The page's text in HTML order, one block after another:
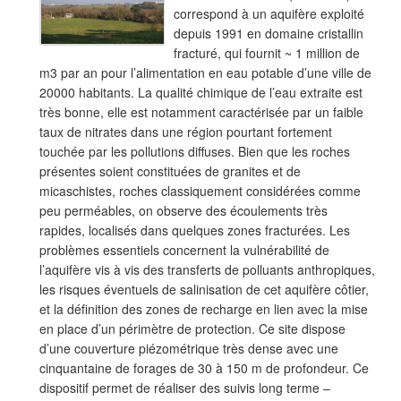
correspond à un aquifère exploité
depuis 1991 en domaine cristallin
fracturé, qui fournit ~ 1 million de
m3 par an pour l’alimentation en eau potable d’une ville de
20000 habitants. La qualité chimique de l’eau extraite est
très bonne, elle est notamment caractérisée par un faible
taux de nitrates dans une région pourtant fortement
touchée par les pollutions diffuses. Bien que les roches
présentes soient constituées de granites et de
micaschistes, roches classiquement considérées comme
peu perméables, on observe des écoulements très
rapides, localisés dans quelques zones fracturées. Les
problèmes essentiels concernent la vulnérabilité de
l’aquifère vis à vis des transferts de polluants anthropiques,
les risques éventuels de salinisation de cet aquifère côtier,
et la définition des zones de recharge en lien avec la mise
en place d’un périmètre de protection. Ce site dispose
d’une couverture piézométrique très dense avec une
cinquantaine de forages de 30 à 150 m de profondeur. Ce
dispositif permet de réaliser des suivis long terme –